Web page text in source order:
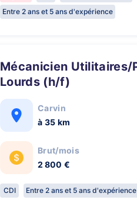
Entre 2 ans et 5 ans d'expérience
Mécanicien Utilitaires/Poids
Lourds (h/f)
Carvin
à 35 km
Brut/mois
2 800 €
CDI Entre 2 ans et 5 ans d'expérience